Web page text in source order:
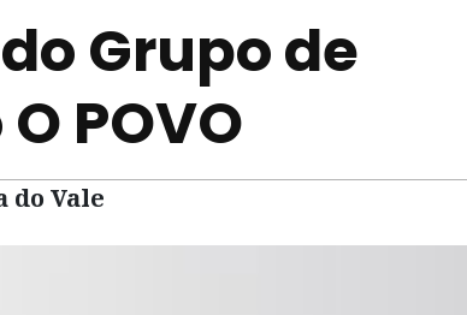
Grupo de
POVO
do Vale